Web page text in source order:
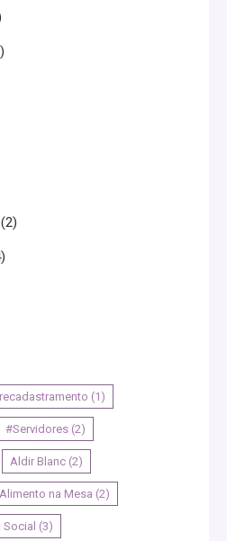
(2)
(1)
#Servidores (2)
Aldir Blanc (2)
Alimento na Mesa (2)
(3)